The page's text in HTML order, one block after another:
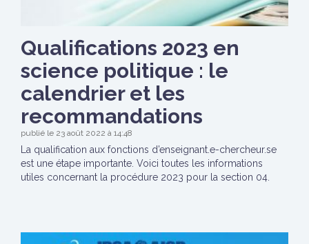
Qualifications 2023 en
science politique : le
calendrier et les
recommandations
publié le 23 août 2022 à 14:48
La qualification aux fonctions d’enseignant.e-chercheur.se
est une étape importante. Voici toutes les informations
utiles concernant la procédure 2023 pour la section 04.